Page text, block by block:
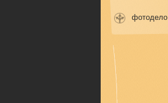
фотодело